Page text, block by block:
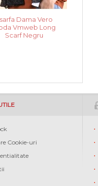
Dama Vero
Vmweb Long
Scarf Negru
Cookie-uri